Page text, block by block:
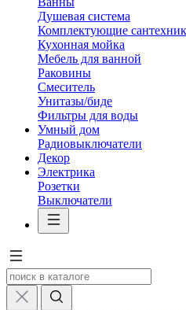
Душевая система
Комплектующие
Кухонная мойка
Мебель для ванной
Раковины
Смеситель
Унитазы/биде
Фильтры для воды
Умный дом
Радиовыключатели
Декор
Электрика
Розетки
Выключатели